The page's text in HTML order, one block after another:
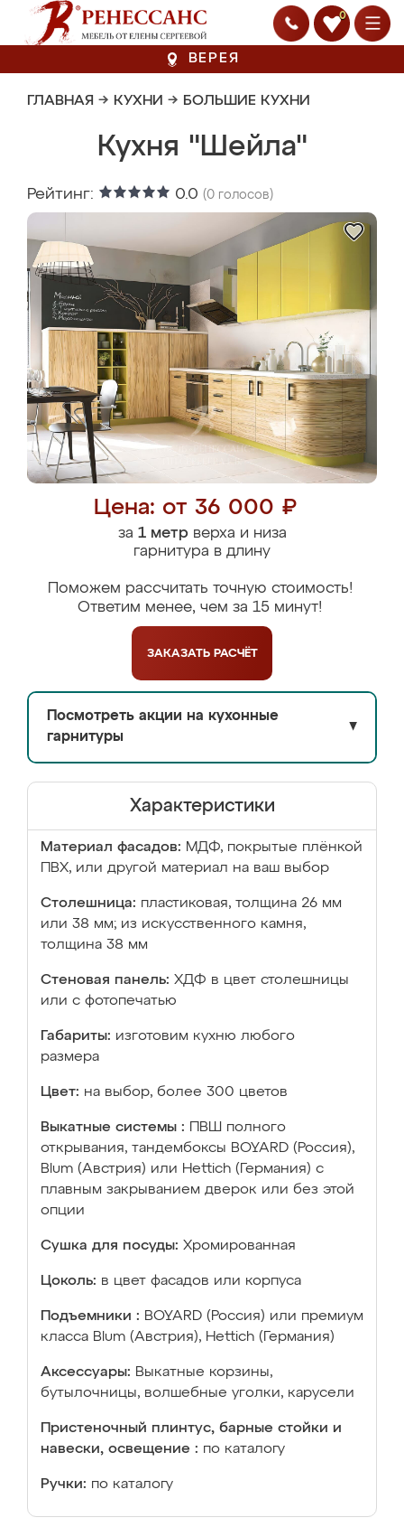
0
ВЕРЕЯ
ГЛАВНАЯ → КУХНИ → БОЛЬШИЕ КУХНИ
Кухня "Шейла"
Рейтинг: 0.0 (0 голосов)
Цена: от 36 000 ₽
за 1 метрверха и низа
гарнитура в длину
Поможем рассчитать точную стоимость!
Ответим менее, чем за 15 минут!
ЗАКАЗАТЬ РАСЧЁТ
Посмотреть акции на кухонные
гарнитуры
▼
Характеристики
Материал фасадов: МДФ, покрытые плёнкой
ПВХ, или другой материал на ваш выбор
Столешница: пластиковая, толщина 26 мм
или 38 мм; из искусственного камня,
толщина 38 мм
Стеновая панель: ХДФ в цвет столешницы
или с фотопечатью
Габариты: изготовим кухню любого
размера
Цвет: на выбор, более 300 цветов
Выкатные системы :
ПВШ полного
открывания, тандембоксы BOYARD (Россия),
Blum (Австрия) или Hettich (Германия) с
плавным закрыванием дверок или без этой
опции
Сушка для посуды: Хромированная
Цоколь: в цвет фасадов или корпуса
Подъемники : BOYARD (Россия) или премиум
класса Blum (Австрия), Hettich (Германия)
Аксессуары: Выкатные корзины,
бутылочницы, волшебные уголки, карусели
Пристеночный плинтус, барные стойки и
навески, освещение : по каталогу
Ручки: по каталогу